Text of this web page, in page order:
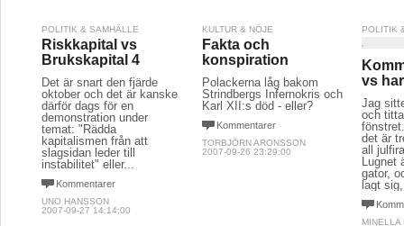
POLITIK & SAMHÄLLE
Riskkapital vs
Brukskapital 4
Det är snart den fjärde
oktober och det är kanske
därför dags för en
demonstration under
temat: "Rädda
kapitalismen från att
slagsidan leder till
instabilitet" eller...
Kommentarer
UNO HANSSON
2007-09-27 14:14:00
KULTUR & NÖJE
Fakta och
konspiration
Polackerna låg bakom
Strindbergs Infernokris och
Karl XII:s död - eller?
Kommentarer
TORBJÖRN ARONSSON
2007-09-26 23:29:00
POLITIK
vs
Jag
och
det är
all
Lugnet
gator,
lagt
MINELLA